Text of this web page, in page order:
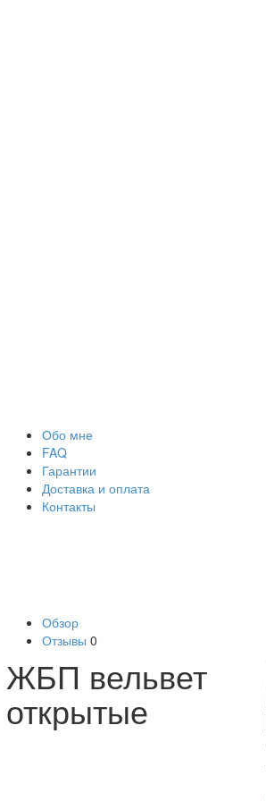
Обо мне
FAQ
Гарантии
Доставка и оплата
Контакты
Обзор
Отзывы 0
ЖБП вельвет
открытые